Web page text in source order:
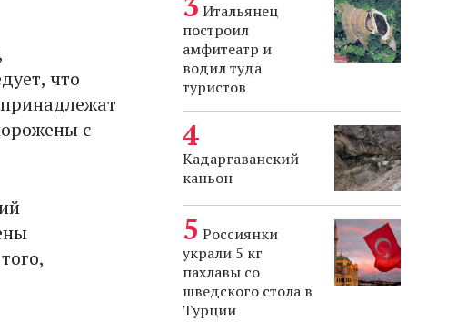
что
с
Итальянец
построил
амфитеатр и
водил туда
туристов
Кадаргаванский
каньон
Россиянки
украли 5 кг
пахлавы со
шведского стола в
Турции